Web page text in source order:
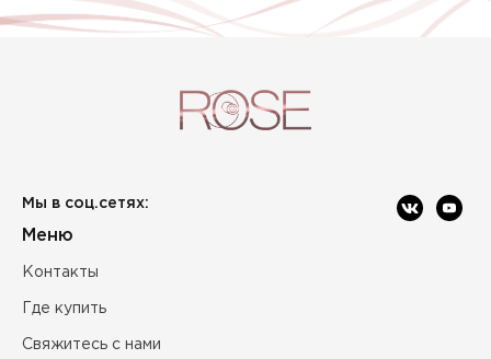
Мы в соц.сетях:
Меню
Контакты
Где купить
Свяжитесь с нами